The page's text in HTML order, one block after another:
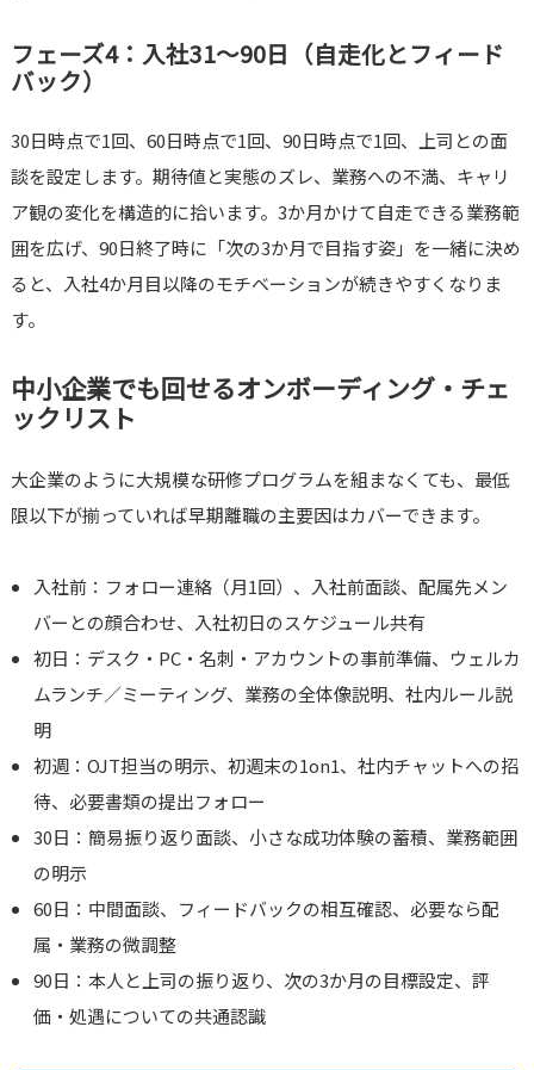
フェーズ4：入社31〜90日（自走化とフィード
バック）
30日時点で1回、60日時点で1回、90日時点で1回、上司との面
談を設定します。期待値と実態のズレ、業務への不満、キャリ
ア観の変化を構造的に拾います。3か月かけて自走できる業務範
囲を広げ、90日終了時に「次の3か月で目指す姿」を一緒に決め
ると、入社4か月目以降のモチベーションが続きやすくなりま
す。
中小企業でも回せるオンボーディング・チェ
ックリスト
大企業のように大規模な研修プログラムを組まなくても、最低
限以下が揃っていれば早期離職の主要因はカバーできます。
入社前：フォロー連絡（月1回）、入社前面談、配属先メン
バーとの顔合わせ、入社初日のスケジュール共有
初日：デスク・PC・名刺・アカウントの事前準備、ウェルカ
ムランチ／ミーティング、業務の全体像説明、社内ルール説
明
初週：OJT担当の明示、初週末の1on1、社内チャットへの招
待、必要書類の提出フォロー
30日：簡易振り返り面談、小さな成功体験の蓄積、業務範囲
の明示
60日：中間面談、フィードバックの相互確認、必要なら配
属・業務の微調整
90日：本人と上司の振り返り、次の3か月の目標設定、評
価・処遇についての共通認識